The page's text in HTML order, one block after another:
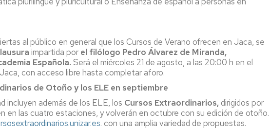
al público en general que los Cursos de Verano ofrecen en Jaca, se
impartida por el filólogo Pedro Álvarez de Miranda,
Española. Será el miércoles 21 de agosto, a las 20:00 h en el
con acceso libre hasta completar aforo.
de Otoño y los ELE en septiembre
incluyen además de los ELE, los Cursos Extraordinarios,dirigidos por
en las cuatro estaciones, y volverán en octubre con su edición de otoño.
. con una amplia variedad de propuestas.